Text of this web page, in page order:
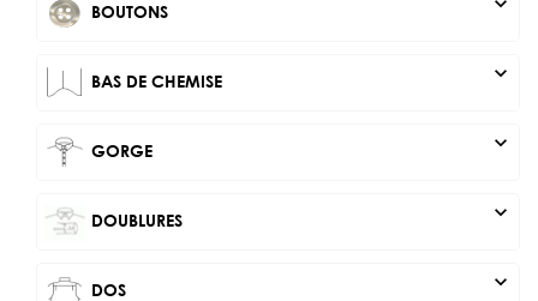
BOUTONS
BAS DE CHEMISE expand_more
GORGE expand_more
DOUBLURES expand_more
DOS expand_more